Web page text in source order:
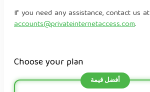
If you need any assistance, contact us at
accounts@privateinternetaccess.com.
Choose your plan